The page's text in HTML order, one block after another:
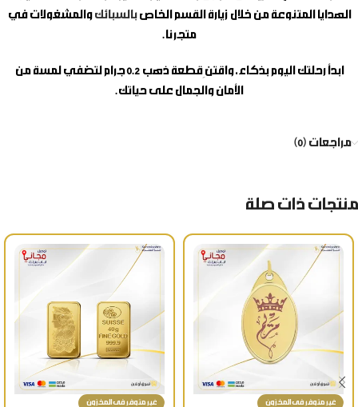
الهدايا المتنوعة من خلال زيارة القسم الخاص بالسبائك والمشغولات في
متجرنا.
ابدأ رحلتك اليوم بذكاء، واقتنِقطعة ذهب 0.2 جرام
لتضفي لمسة من
الأمان والجمال على حياتك.
مراجعات (0)
منتجات ذات صلة
غير متوفر فى المخزون غير متوفر فى المخزون